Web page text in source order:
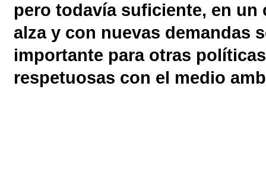
pero todavía suficiente, en
alza y con nuevas demandas
importante para otras
respetuosas con el medio